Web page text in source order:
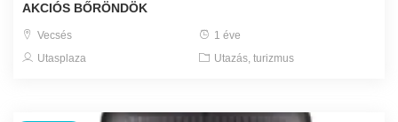
AKCIÓS BŐRÖNDÖK
Vecsés
1 éve
Utasplaza
Utazás, turizmus